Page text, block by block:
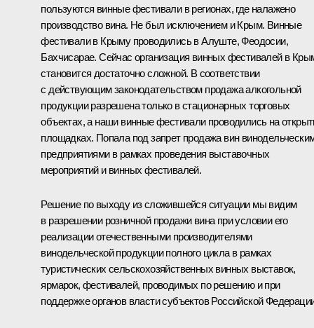
пользуются винные фестивали в регионах, где налажено
производство вина. Не был исключением и Крым. Винные
фестивали в Крыму проводились в Алуште, Феодосии,
Бахчисарае. Сейчас организация винных фестивалей в
становится достаточно сложной. В соответствии
с действующим законодательством продажа алкогольной
продукции разрешена только в стационарных торговых
объектах, а наши винные фестивали проводились на
площадках. Попала под запрет продажа вин
предприятиями в рамках проведения выставочных
мероприятий и винных фестивалей.
Решение по выходу из сложившейся ситуации мы видим
в разрешении розничной продажи вина при условии его
реализации отечественными производителями
винодельческой продукции полного цикла в рамках
туристических сельскохозяйственных винных выставок,
ярмарок, фестивалей, проводимых по решению и при
поддержке органов власти субъектов Российской